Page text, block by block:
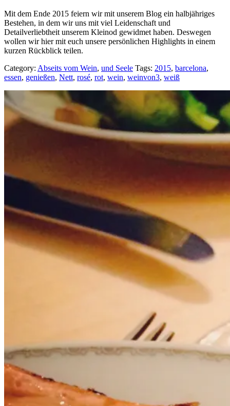
Mit dem Ende 2015 feiern wir mit unserem Blog ein halbjähriges
Bestehen, in dem wir uns mit viel Leidenschaft und
Detailverliebtheit unserem Kleinod gewidmet haben. Deswegen
wollen wir hier mit euch unsere persönlichen Highlights in einem
kurzen Rückblick teilen.
Category: Abseits vom Wein, und Seele Tags: 2015, barcelona,
essen, genießen, Nett, rosé, rot, wein, weinvon3, weiß